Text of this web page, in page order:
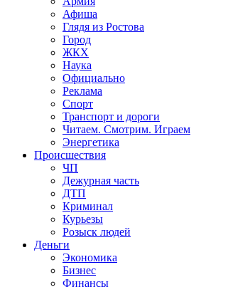
Афиша
Глядя из Ростова
Город
ЖКХ
Наука
Официально
Реклама
Спорт
Транспорт и дороги
Читаем. Смотрим. Играем
Энергетика
Происшествия
ЧП
Дежурная часть
ДТП
Криминал
Курьезы
Розыск людей
Деньги
Экономика
Бизнес
Финансы